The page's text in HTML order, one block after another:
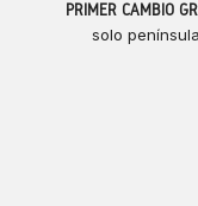
PRIMER CAMBIO
solo península